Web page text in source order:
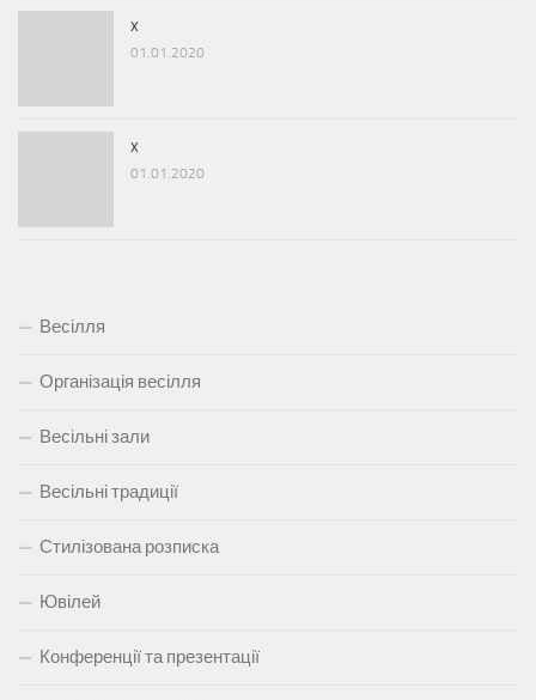
x
01.01.2020
x
01.01.2020
Весілля
Організація весілля
Весільні зали
Весільні традиції
Стилізована розписка
Ювілей
Конференції та презентації